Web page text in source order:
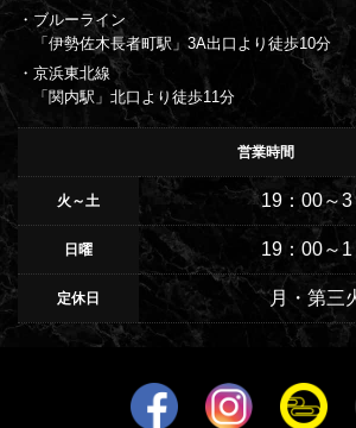
・ブルーライン
「伊勢佐木長者町駅」3A出口より徒歩10分
・京浜東北線
「関内駅」北口より徒歩11分
営業時間
火～土 19：00～3
日曜 19：00～
定休日 月・第三